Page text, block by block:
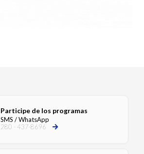
Participe de los programas
SMS / WhatsApp
280 - 437-8696